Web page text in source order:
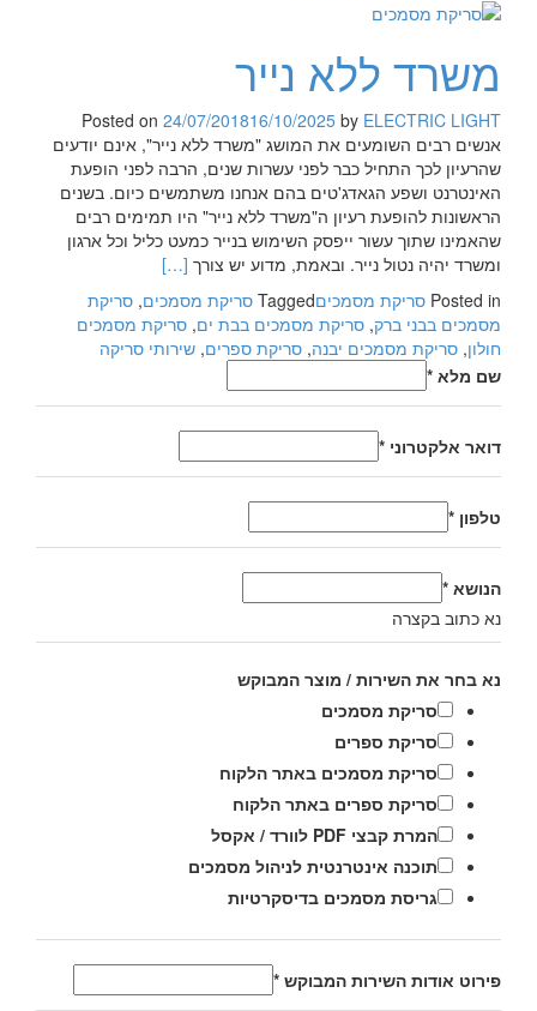
משרד ללא נייר
Posted on 24/07/201816/10/2025 by ELECTRIC LIGHT
אנשים רבים השומעים את המושג "משרד ללא נייר", אינם יודעים
שהרעיון לכך התחיל כבר לפני עשרות שנים, הרבה לפני הופעת
האינטרנט ושפע הגאדג'טים בהם אנחנו משתמשים כיום. בשנים
הראשונות להופעת רעיון ה"משרד ללא נייר" היו תמימים רבים
שהאמינו שתוך עשור ייפסק השימוש בנייר כמעט כליל וכל ארגון
ומשרד יהיה נטול נייר. ובאמת, מדוע יש צורך Read
about
משרד
ללא
[…]
Posted in סריקת מסמכיםTagged סריקת מסמכים, סריקת
מסמכים בבני ברק, סריקת מסמכים בבת ים, סריקת מסמכים
חולון, סריקת מסמכים יבנה, סריקת ספרים, שירותי סריקה
שם מלא *
דואר אלקטרוני *
טלפון *
הנושא *
נא כתוב בקצרה
נא בחר את השירות / מוצר המבוקש
סריקת מסמכים
סריקת ספרים
סריקת מסמכים באתר הלקוח
סריקת ספרים באתר הלקוח
המרת קבצי PDF לוורד / אקסל
תוכנה אינטרנטית לניהול מסמכים
גריסת מסמכים בדיסקרטיות
פירוט אודות השירות המבוקש *